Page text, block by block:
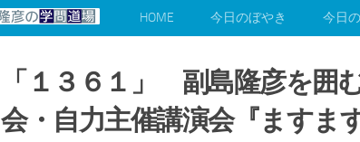
HOME 今日のぼやき 今日
「１３６１」 副島隆彦を囲
会・自力主催講演会『ますま